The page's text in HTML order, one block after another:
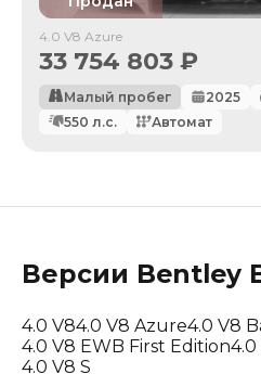
4.0 V8 Azure
33 754 803 ₽
Малый пробег 2025
550 л.с. Автомат
Версии Bentley
4.0 V84.0 V8 Azure4.0 V8
4.0 V8 EWB First Edition
4.0 V8 S